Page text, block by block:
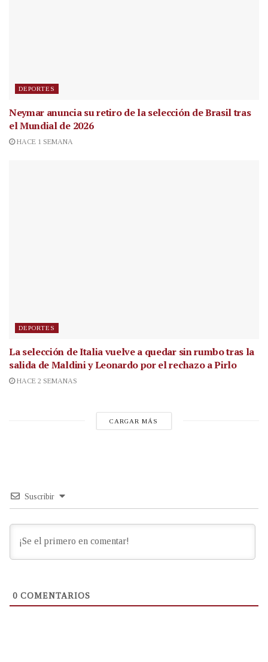
DEPORTES
Neymar anuncia su retiro de la selección de Brasil tras
el Mundial de 2026
HACE 1 SEMANA
DEPORTES
La selección de Italia vuelve a quedar sin rumbo tras la
salida de Maldini y Leonardo por el rechazo a Pirlo
HACE 2 SEMANAS
CARGAR MÁS
Suscribir
0 COMENTARIOS